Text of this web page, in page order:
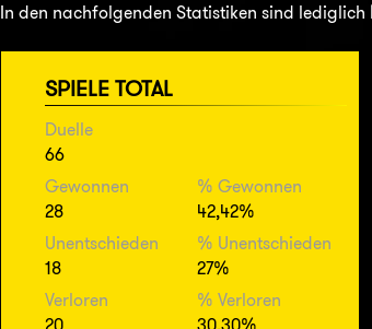
In den nachfolgenden Statistiken sind lediglich
SPIELE TOTAL
Duelle
66
Gewonnen
28
% Gewonnen
42,42%
Unentschieden
18
% Unentschieden
27%
Verloren
% Verloren